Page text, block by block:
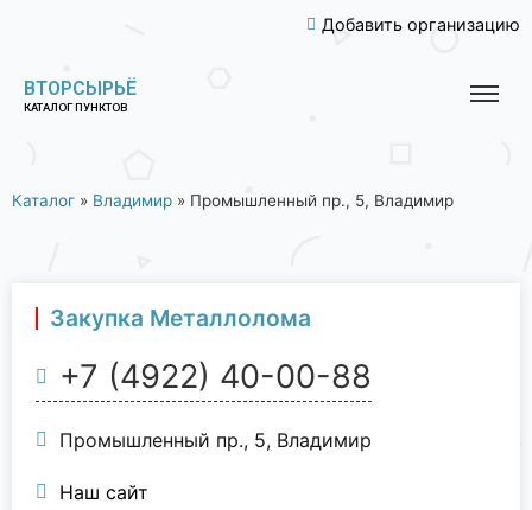
Добавить организацию
ВТОРСЫРЬЁ
КАТАЛОГ ПУНКТОВ
Каталог » Владимир » Промышленный пр., 5, Владимир
Закупка Металлолома
+7 (4922) 40-00-88
Промышленный пр., 5, Владимир
Наш сайт